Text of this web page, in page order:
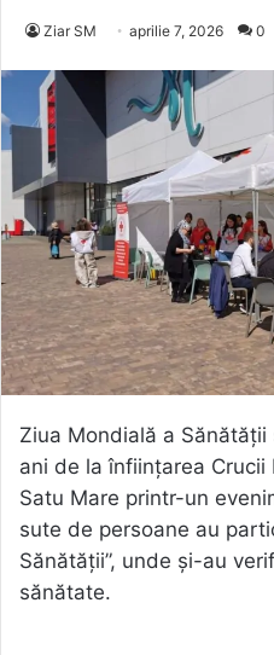
Ziar SM aprilie 7, 2026 0
Ziua Mondială a
ani de la înființarea
Satu Mare printr-un
sute de persoane au
Sănătății”, unde și-au
sănătate.